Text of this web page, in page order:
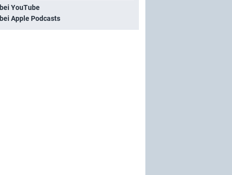
bei YouTube
bei Apple Podcasts